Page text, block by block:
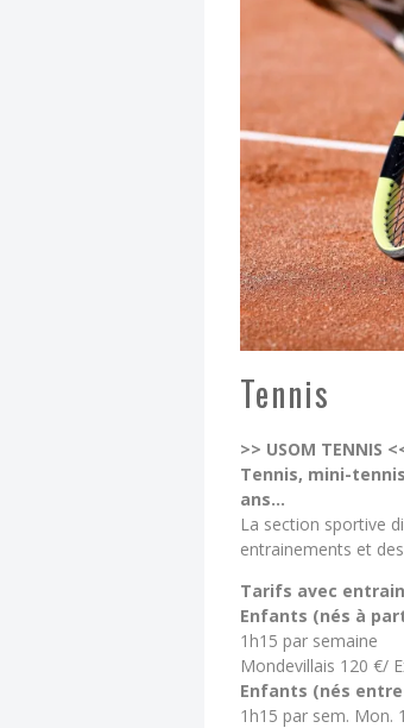
Tennis
>> USOM TENNIS
Tennis, mini-
ans…
La section sportive
entrainements et
Tarifs avec
Enfants (nés à
1h15 par semaine
Mondevillais 120 €/
Enfants (nés entre
1h15 par sem. Mon.